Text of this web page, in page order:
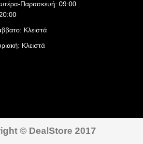
Παρασκευή: 09:00
Κλειστά
Κλειστά
© DealStore 2017